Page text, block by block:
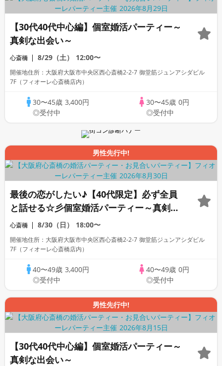
【30代40代中心編】個室婚活パーティー～
真剣な出会い～
心斎橋 8/29（土） 12:00〜
開催地住所：大阪府大阪市中央区西心斎橋2-2-7 御堂筋ジュンアシダビル
7F（フィオーレ心斎橋店内）
30〜45歳 3,400円
◎受付中
30〜45歳 0円
◎受付中
男性先行中!
最後の恋がしたい♪【40代限定】必ず全員
と話せる☆彡個室婚活パーティー～真剣な
出会い～
心斎橋 8/30（日） 18:00〜
開催地住所：大阪府大阪市中央区西心斎橋2-2-7 御堂筋ジュンアシダビル
7F（フィオーレ心斎橋店内）
40〜49歳 3,400円
◎受付中
40〜49歳 0円
◎受付中
男性先行中!
【30代40代中心編】個室婚活パーティー～
真剣な出会い～